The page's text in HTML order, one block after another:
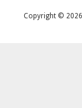
Copyright ©